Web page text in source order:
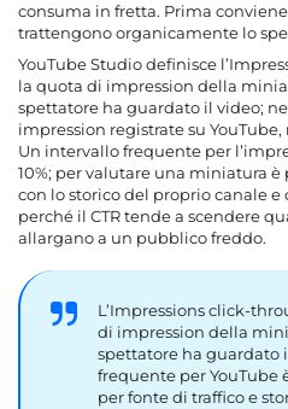
consuma in fretta. Prima
trattengono organicamente lo
YouTube Studio definisce
la quota di impression della
spettatore ha guardato il video;
impression registrate su
Un intervallo frequente per
10%; per valutare una miniatura
con lo storico del proprio canale e
perché il CTR tende a scendere
allargano a un pubblico freddo.
L’Impressions click-
di impression della
spettatore ha guardato
frequente per YouTube
per fonte di traffico e